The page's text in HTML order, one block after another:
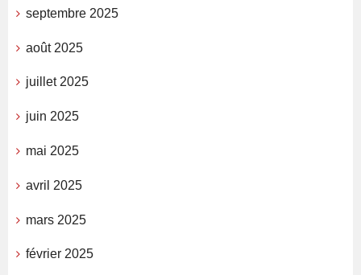
septembre 2025
août 2025
juillet 2025
juin 2025
mai 2025
avril 2025
mars 2025
février 2025